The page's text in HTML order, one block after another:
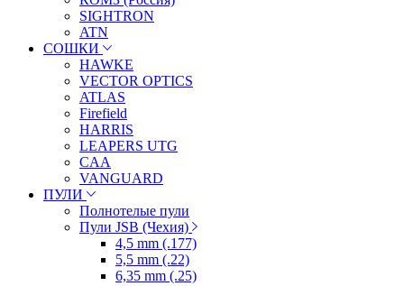
SIGHTRON
ATN
СОШКИ
HAWKE
VECTOR OPTICS
ATLAS
Firefield
HARRIS
LEAPERS UTG
CAA
VANGUARD
ПУЛИ
Полнотелые пули
Пули JSB (Чехия)
4,5 mm (.177)
5,5 mm (.22)
6,35 mm (.25)